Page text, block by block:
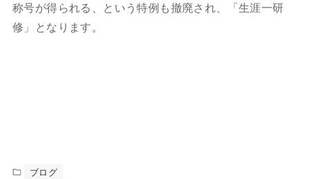
称号が得られる、という特例も撤廃され、「生涯一研
修」となります。
ブログ